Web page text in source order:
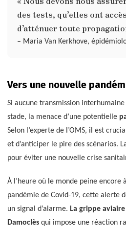
des tests, qu’elles ont
d’atténuer toute
– Maria Van Kerkhove,
Vers une nouvelle
Si aucune transmission interhumaine
stade, la menace d’une potentielle
Selon l’experte de l’OMS, il est
et d’anticiper le pire des scénarios.
pour éviter une nouvelle crise
À l’heure où le monde peine encore
pandémie de Covid-19, cette alerte
un signal d’alarme. La grippe
Damoclès qui impose une réaction